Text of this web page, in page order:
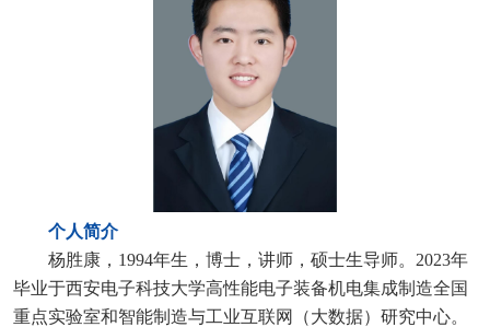
个人简介
杨胜康，1994年生，博士，讲师，硕士生导师。2023年
毕业于西安电子科技大学高性能电子装备机电集成制造全国
重点实验室和智能制造与工业互联网（大数据）研究中心。